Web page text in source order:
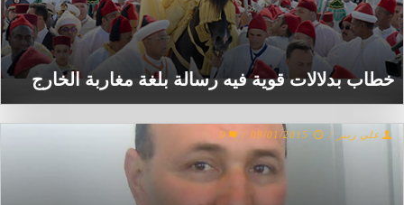
خطاب بدلالات قوية فيه رسالة بلغة مغاربة الخارج
علي زبير /
09/01/2015
/
0